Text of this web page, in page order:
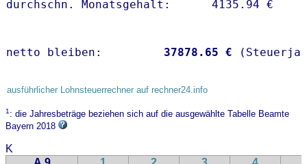
netto bleiben: 37878.65 €
ausführlicher Lohnsteuerrechner auf rechner24.info
1: die Jahresbeträge beziehen sich auf die ausgewählte Tabelle Beamte
Bayern 2018
K